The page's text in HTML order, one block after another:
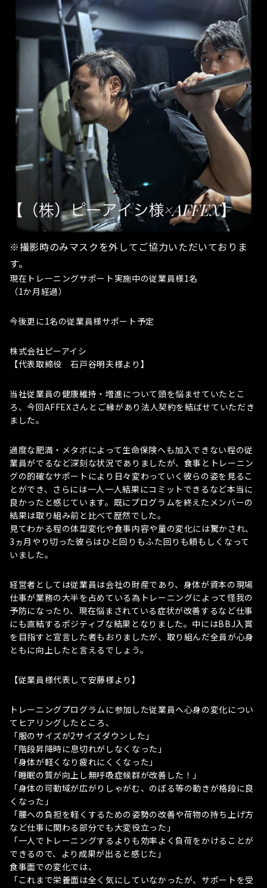
※撮影時のみマスクを外してご協力いただいておりま
す。
現在トレーニングサポート実施中の従業員様1名
（1か月経過）
今後更に1名の従業員様サポート予定
株式会社ピーアイシ
【代表取締役 石戸谷明夫様より】
当社従業員の健康維持・増進について頭を悩ませていたとこ
ろ、今回AFFEXさんとご縁があり法人契約を結ばせていただき
ました。
過度な肥満・メタボによって生命保険へも加入できない程の従
業員がでるなど深刻な状況でありましたが、食事とトレーニン
グの的確なサポートにより日々変わっていく彼らの姿を見るこ
とができ、さらには一人一人結果にコミットできるなど本当に
良かったと感じています。既にプログラムを終えたメンバーの
結果は取り組み前と比べて歴然でした。
見てわかる程の体型変化や食事内容や量の変化には驚かされ、
3ヵ月やり切った彼らはひと回りもふた回りも頼もしくなって
いました。
経営者としては従業員は会社の財産であり、身体が資本の現場
仕事が業務の大半を占めている為トレーニングによって怪我の
予防になったり、現在悩まされている症状が改善するなど仕事
にも直結するポジティブな結果となりました。中にはBBJ入賞
を目指すと宣言した者もおりましたが、取り組んだ全員が心身
ともに向上したと言えるでしょう。
【従業員様代表して安藤様より】
トレーニングプログラムに参加した従業員へ心身の変化につい
てヒアリングしたところ、
「服のサイズが2サイズダウンした」
「階段昇降時に息切れがしなくなった」
「身体が軽くなり疲れにくくなった」
「睡眠の質が向上し無呼吸症候群が改善した！」
「身体の可動域が広がりしゃがむ、のぼる等の動きが格段に良
くなった」
「腰への負担を軽くするための姿勢の改善や荷物の持ち上げ方
など仕事に関わる部分でも大変役立った」
「一人でトレーニングするよりも効率よく負荷をかけることが
できるので、より成果が出ると感じた」
食事面での変化では、
「これまで栄養面は全く気にしていなかったが、サポートを受